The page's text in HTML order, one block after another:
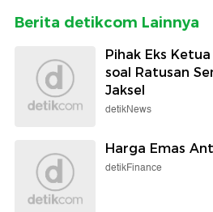
Berita detikcom Lainnya
Pihak Eks
soal Ratusan
Jaksel
detikNews
Harga Emas
detikFinance